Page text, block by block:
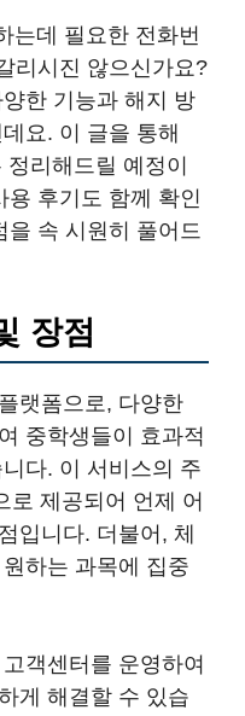
는데 필요한 전화번
리시진 않으신가요?
한 기능과 해지 방
요. 이 글을 통해
리해드릴 예정이
용 후기도 함께 확인
을 속 시원히 풀어드
장점
랫폼으로, 다양한
중학생들이 효과적
다. 이 서비스의 주
로 제공되어 언제 어
입니다. 더불어, 체
하는 과목에 집중
객센터를 운영하여
게 해결할 수 있습